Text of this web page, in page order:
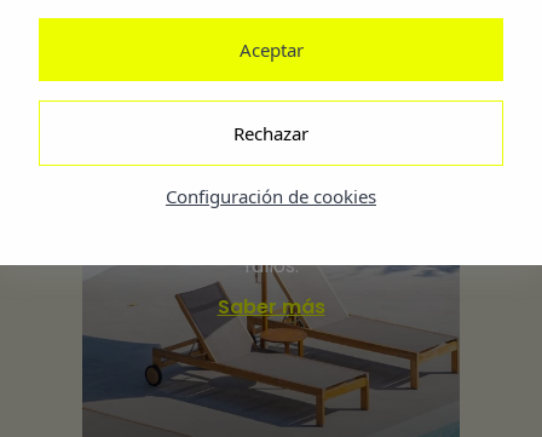
Elige tu solución
Cadenas Hoteleras
Estandariza tus operaciones y
optimiza recursos para ofrecer un
fallos.
Saber más
Configuración de cookies
Rechazar
Aceptar